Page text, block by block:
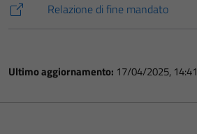
Relazione di fine mandato
Ultimo aggiornamento: 17/04/2025, 14:41